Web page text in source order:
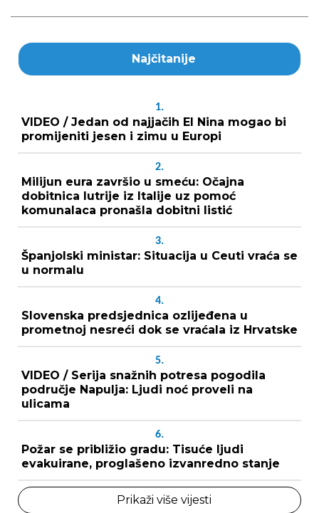
Najčitanije
1.
VIDEO / Jedan od najjačih El Nina mogao bi
promijeniti jesen i zimu u Europi
2.
Milijun eura završio u smeću: Očajna
dobitnica lutrije iz Italije uz pomoć
komunalaca pronašla dobitni listić
3.
Španjolski ministar: Situacija u Ceuti vraća se
u normalu
4.
Slovenska predsjednica ozlijeđena u
prometnoj nesreći dok se vraćala iz Hrvatske
5.
VIDEO / Serija snažnih potresa pogodila
područje Napulja: Ljudi noć proveli na
ulicama
6.
Požar se približio gradu: Tisuće ljudi
evakuirane, proglašeno izvanredno stanje
Prikaži više vijesti